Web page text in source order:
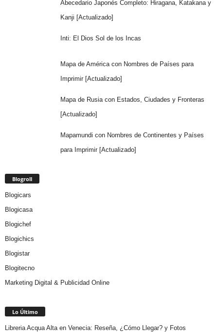
Abecedario Japonés Completo: Hiragana, Katakana y
Kanji [Actualizado]
Inti: El Dios Sol de los Incas
Mapa de América con Nombres de Países para
Imprimir [Actualizado]
Mapa de Rusia con Estados, Ciudades y Fronteras
[Actualizado]
Mapamundi con Nombres de Continentes y Países
para Imprimir [Actualizado]
Blogroll
Blogicars
Blogicasa
Blogichef
Blogichics
Blogistar
Blogitecno
Marketing Digital & Publicidad Online
Lo Último
Libreria Acqua Alta en Venecia: Reseña, ¿Cómo Llegar? y Fotos